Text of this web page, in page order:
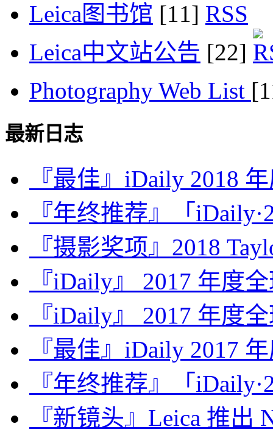
Leica图书馆 [11]
Leica中文站公告 [22]
Photography Web List
最新日志
『最佳』iDaily 2018
『年终推荐』「
『摄影奖项』2018
『iDaily』 2017 年度
『iDaily』 2017 年度
『最佳』iDaily 2017
『年终推荐』「
『新镜头』Leica 推出